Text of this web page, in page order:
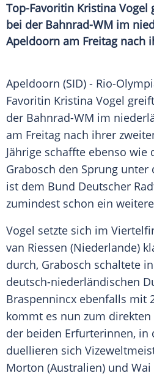
Top-Favoritin Kristina
bei der Bahnrad-WM im
Apeldoorn am Freitag nach
Apeldoorn (SID) - Rio-
Favoritin Kristina Vogel
der Bahnrad-WM im
am Freitag nach ihrer
Jährige schaffte ebenso wie
Grabosch den Sprung unter
ist dem Bund Deutscher
zumindest schon ein
Vogel setzte sich im
van Riessen (Niederlande)
durch, Grabosch schaltete
deutsch-niederländischen
Braspennincx ebenfalls mit
kommt es nun zum
der beiden Erfurterinnen, in
duellieren sich
Morton (Australien) und Wai